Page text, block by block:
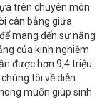
trên chuyên môn
cân bằng giữa
mang đến sự năng
của kinh nghiệm
được hơn 9,4 triệu
tôi về diễn
muốn giúp sinh